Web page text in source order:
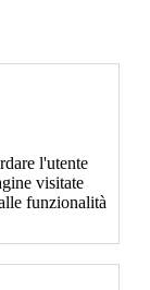
l'utente
visitate
funzionalità